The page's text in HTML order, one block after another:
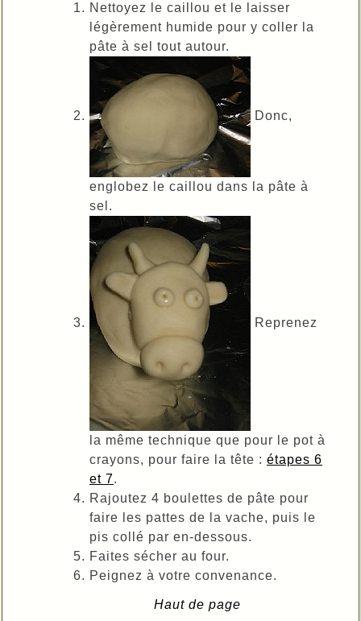
Nettoyez le caillou et le laisser
légèrement humide pour y coller la
pâte à sel tout autour.
Donc,
englobez le caillou dans la pâte à
sel.
Reprenez
la même technique que pour le pot à
crayons, pour faire la tête : étapes 6
et 7.
Rajoutez 4 boulettes de pâte pour
faire les pattes de la vache, puis le
pis collé par en-dessous.
Faites sécher au four.
Peignez à votre convenance.
Haut de page